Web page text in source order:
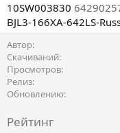
10SW003830
BJL3-166XA-642LS-
Автор
Скачиваний
Просмотров
Релиз
Обновлению
Рейтинг